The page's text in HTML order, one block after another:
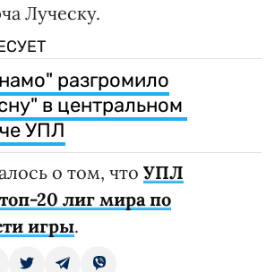
Луческу.
разгромило
в центральном
УПЛ
о том, что УПЛ
20 лиг мира по
игры.